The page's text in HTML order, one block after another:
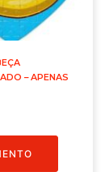
– APENAS